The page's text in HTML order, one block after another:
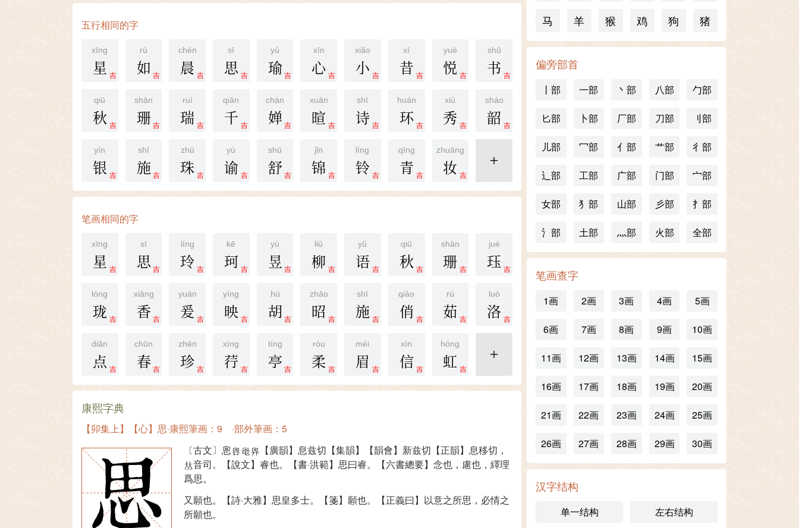
五行相同的字
xīng
吉
星
rú
吉
如
chén
吉
晨
sī
吉
思
yú
吉
瑜
xīn
吉
心
xiǎo
吉
小
xī
吉
昔
yuè
吉
悦
shū
吉
书
qiū
吉
秋
shān
吉
珊
ruì
吉
瑞
qiān
吉
千
chán
吉
婵
xuān
吉
暄
shī
吉
诗
huán
吉
环
xiù
吉
秀
sháo
吉
韶
yín
吉
银
shī
吉
施
zhū
吉
珠
yù
吉
谕
shū
吉
舒
jǐn
吉
锦
líng
吉
铃
qīng
吉
青
zhuāng
吉
妆 更多
笔画相同的字
xīng
吉
星
sī
吉
思
líng
吉
玲
kē
吉
珂
yù
吉
昱
liǔ
吉
柳
yǔ
吉
语
qiū
吉
秋
shān
吉
珊
jué
吉
珏
lóng
吉
珑
xiāng
吉
香
yuán
吉
爰
yìng
吉
映
hú
吉
胡
zhāo
吉
昭
shī
吉
施
qiào
吉
俏
rú
吉
茹
luò
吉
洛
diǎn
吉
点
chūn
吉
春
zhēn
吉
珍
xìng
吉
荇
tíng
吉
亭
róu
吉
柔
méi
吉
眉
xìn
吉
信
hóng
吉
虹 更多
康熙字典
【卯集上】【心】思·康熙筆画：9 ·部外筆画：5
〔古文〕恖
【廣韻】息兹切【集韻】【韻會】新兹切【正韻】息移切，
音司。【說文】睿也。【書·洪範】思曰睿。【六書總要】念也，慮也，繹理
爲思。
又願也。【詩·大雅】思皇多士。【箋】願也。【正義曰】以意之所思，必情之
所願也。
马
羊 猴 鸡 狗 猪
偏旁部首
丨部 一部 丶部 八部 勹部
匕部 卜部 厂部 刀部 刂部
儿部 冖部 亻部 艹部 彳部
辶部 工部 广部 门部 宀部
女部 犭部 山部 彡部 扌部
氵部 土部 灬部 火部 全部
笔画查字
1画 2画 3画 4画 5画
6画 7画 8画 9画 10画
11画 12画 13画 14画 15画
16画 17画 18画 19画 20画
21画 22画 23画 24画 25画
26画 27画 28画 29画 30画
汉字结构
单一结构 左右结构